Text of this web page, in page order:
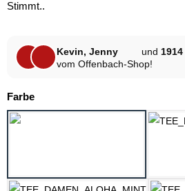
Stimmt..
Kevin, Jenny und 1914
vom Offenbach-Shop!
Farbeauswählen